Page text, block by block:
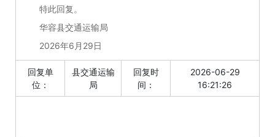
特此回复。
华容县交通运输局
2026年6月29日
回复单
位：
县交通运输
局
回复时
间：
2026-06-29
16:21:26